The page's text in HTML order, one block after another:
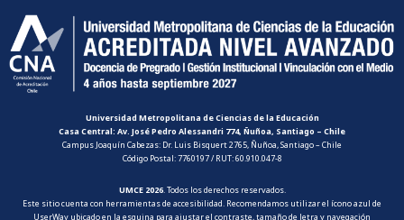
Universidad Metropolitana de Ciencias de la Educación
Casa Central: Av. José Pedro Alessandri 774, Ñuñoa, Santiago – Chile
Campus Joaquín Cabezas: Dr. Luis Bisquert 2765, Ñuñoa, Santiago – Chile
Código Postal: 7760197 / RUT: 60.910.047-8
UMCE 2026. Todos los derechos reservados.
Este sitio cuenta con herramientas de accesibilidad. Recomendamos utilizar el ícono azul de
UserWay ubicado en la esquina para ajustar el contraste, tamaño de letra y navegación